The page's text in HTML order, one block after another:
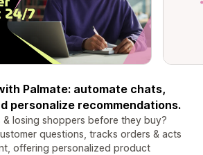
Palmate: automate chats,
personalize recommendations.
losing shoppers before they buy?
questions, tracks orders & acts
offering personalized product